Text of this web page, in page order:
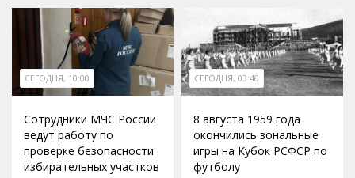
СЕГОДНЯ, 10:00
Сотрудники МЧС России
ведут работу по
проверке безопасности
избирательных участков
СЕГОДНЯ, 03:46
8 августа 1959 года
окончились зональные
игры на Кубок РСФСР по
футболу